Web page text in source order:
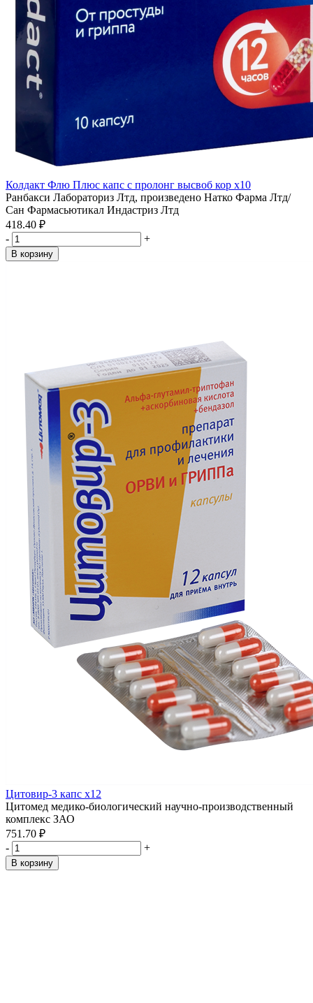
Колдакт Флю Плюс капс с пролонг высвоб кор x10
Ранбакси Лабораториз Лтд, произведено Натко Фарма Лтд/
Сан Фармасьютикал Индастриз Лтд
418.40 ₽
-
+
В корзину
Цитовир-3 капс x12
Цитомед медико-биологический научно-производственный
комплекс ЗАО
751.70 ₽
-
+
В корзину